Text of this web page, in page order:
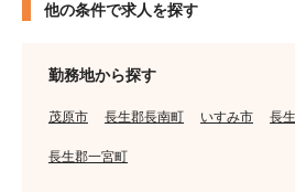
他の条件で求人を探す
勤務地から探す
茂原市 長生郡長南町 いすみ市 長
長生郡一宮町